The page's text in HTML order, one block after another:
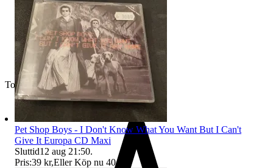
Toppsäljare
Pet Shop Boys - I Don't Know What You Want But I Can't
Give It Europa CD Maxi
Sluttid12 aug 21:50.
Pris:39 kr,Eller Köp nu 40 kr